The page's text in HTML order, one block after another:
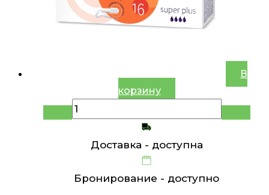
В
корзину
Доставка - доступна
Бронирование - доступно